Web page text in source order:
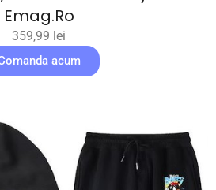
Emag.ro
359,99 lei
acum